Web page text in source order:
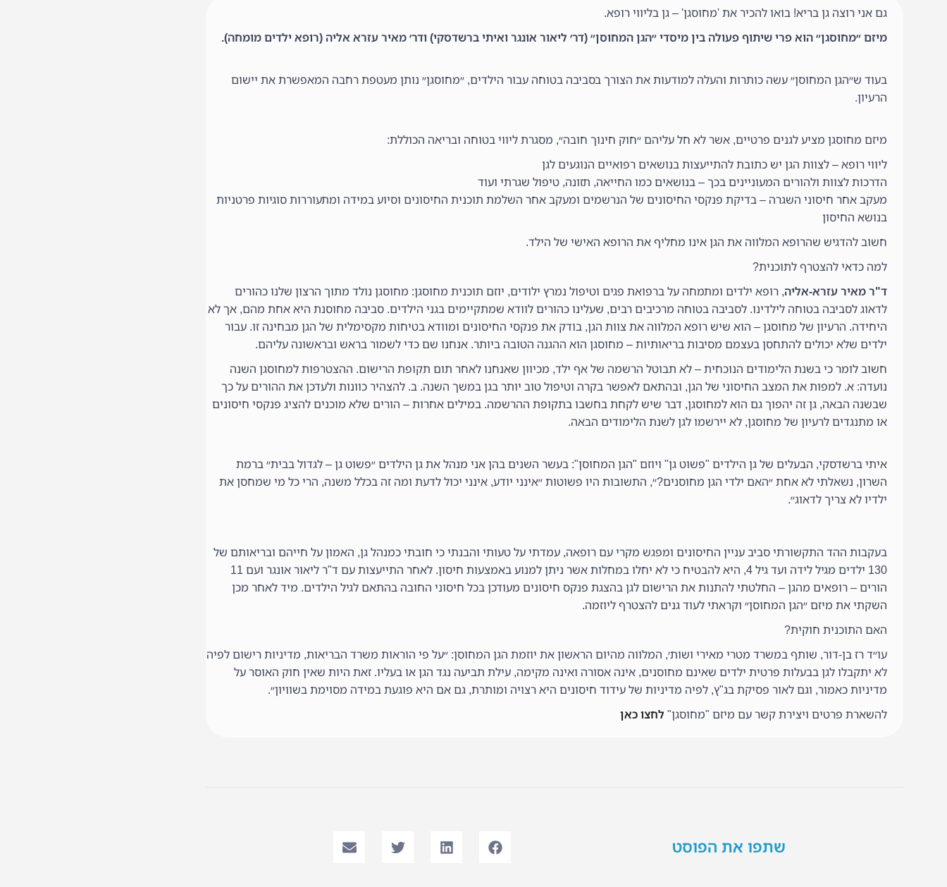
גם אני רוצה גן בריא! בואו להכיר את 'מחוסגן' – גן בליווי רופא.
מיזם ״מחוסגן״ הוא פרי שיתוף פעולה בין מיסדי ״הגן המחוסן״ (דר׳ ליאור אונגר ואיתי ברשדסקי) ודר׳ מאיר עזרא אליה (רופא ילדים מומחה).
בעוד ש״הגן המחוסן״ עשה כותרות והעלה למודעות את הצורך בסביבה בטוחה עבור הילדים, ״מחוסגן״ נותן מעטפת רחבה המאפשרת את יישום
הרעיון.
מיזם מחוסגן מציע לגנים פרטיים, אשר לא חל עליהם ״חוק חינוך חובה״, מסגרת ליווי בטוחה ובריאה הכוללת:
ליווי רופא – לצוות הגן יש כתובת להתייעצות בנושאים רפואיים הנוגעים לגן
הדרכות לצוות ולהורים המעוניינים בכך – בנושאים כמו החייאה, תזונה, טיפול שגרתי ועוד
מעקב אחר חיסוני השגרה – בדיקת פנקסי החיסונים של הנרשמים ומעקב אחר השלמת תוכנית החיסונים וסיוע במידה ומתעוררות סוגיות פרטניות
בנושא החיסון
חשוב להדגיש שהרופא המלווה את הגן אינו מחליף את הרופא האישי של הילד.
למה כדאי להצטרף לתוכנית?
ד"ר מאיר עזרא-אליה, רופא ילדים ומתמחה על ברפואת פגים וטיפול נמרץ ילודים, יוזם תוכנית מחוסגן: מחוסגן נולד מתוך הרצון שלנו כהורים
לדאוג לסביבה בטוחה לילדינו. לסביבה בטוחה מרכיבים רבים, שעלינו כהורים לוודא שמתקיימים בגני הילדים. סביבה מחוסנת היא אחת מהם, אך לא
היחידה. הרעיון של מחוסגן – הוא שיש רופא המלווה את צוות הגן, בודק את פנקסי החיסונים ומוודא בטיחות מקסימלית של הגן מבחינה זו. עבור
ילדים שלא יכולים להתחסן בעצמם מסיבות בריאותיות – מחוסגן הוא ההגנה הטובה ביותר. אנחנו שם כדי לשמור בראש ובראשונה עליהם.
חשוב לומר כי בשנת הלימודים הנוכחית – לא תבוטל הרשמה של אף ילד, מכיוון שאנחנו לאחר תום תקופת הרישום. ההצטרפות למחוסגן השנה
נועדה: א. למפות את המצב החיסוני של הגן, ובהתאם לאפשר בקרה וטיפול טוב יותר בגן במשך השנה. ב. להצהיר כוונות ולעדכן את ההורים על כך
שבשנה הבאה, גן זה יהפוך גם הוא למחוסגן, דבר שיש לקחת בחשבו בתקופת ההרשמה. במילים אחרות – הורים שלא מוכנים להציג פנקסי חיסונים
או מתנגדים לרעיון של מחוסגן, לא יירשמו לגן לשנת הלימודים הבאה.
איתי ברשדסקי, הבעלים של גן הילדים "פשוט גן" ויוזם "הגן המחוסן": בעשר השנים בהן אני מנהל את גן הילדים ״פשוט גן – לגדול בבית״ ברמת
השרון, נשאלתי לא אחת ״האם ילדי הגן מחוסנים?״, התשובות היו פשוטות ״אינני יודע, אינני יכול לדעת ומה זה בכלל משנה, הרי כל מי שמחסן את
ילדיו לא צריך לדאוג״.
בעקבות ההד התקשורתי סביב עניין החיסונים ומפגש מקרי עם רופאה, עמדתי על טעותי והבנתי כי חובתי כמנהל גן, האמון על חייהם ובריאותם של
130 ילדים מגיל לידה ועד גיל 4, היא להבטיח כי לא יחלו במחלות אשר ניתן למנוע באמצעות חיסון. לאחר התייעצות עם ד"ר ליאור אונגר ועם 11
הורים – רופאים מהגן – החלטתי להתנות את הרישום לגן בהצגת פנקס חיסונים מעודכן בכל חיסוני החובה בהתאם לגיל הילדים. מיד לאחר מכן
השקתי את מיזם ״הגן המחוסן״ וקראתי לעוד גנים להצטרף ליוזמה.
האם התוכנית חוקית?
עו״ד רז בן-דור, שותף במשרד מטרי מאירי ושות׳, המלווה מהיום הראשון את יוזמת הגן המחוסן: ״על פי הוראות משרד הבריאות, מדיניות רישום לפיה
לא יתקבלו לגן בבעלות פרטית ילדים שאינם מחוסנים, אינה אסורה ואינה מקימה, עילת תביעה נגד הגן או בעליו. זאת היות שאין חוק האוסר על
מדיניות כאמור, וגם לאור פסיקת בג"ץ, לפיה מדיניות של עידוד חיסונים היא רצויה ומותרת, גם אם היא פוגעת במידה מסוימת בשוויון״.
להשארת פרטים ויצירת קשר עם מיזם "מחוסגן" לחצו כאן
שתפו את הפוסט